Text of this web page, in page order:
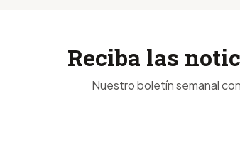
Reciba las
Nuestro boletín semanal